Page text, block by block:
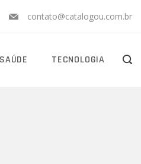
contato@catalogou.com.br
SAÚDE TECNOLOGIA